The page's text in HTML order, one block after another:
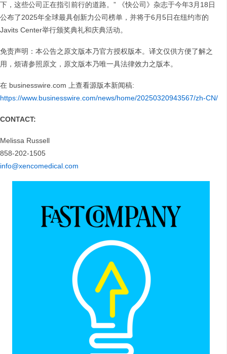
下，这些公司正在指引前行的道路。” 《快公司》杂志于今年3月18日
公布了2025年全球最具创新力公司榜单，并将于6月5日在纽约市的
Javits Center举行颁奖典礼和庆典活动。
免责声明：本公告之原文版本乃官方授权版本。译文仅供方便了解之
用，烦请参照原文，原文版本乃唯一具法律效力之版本。
在 businesswire.com 上查看源版本新闻稿:
https://www.businesswire.com/news/home/20250320943567/zh-CN/
CONTACT:
Melissa Russell
858-202-1505
info@xencomedical.com